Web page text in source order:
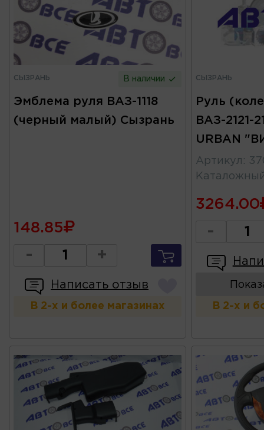
СЫЗРАНЬ В наличии
Эмблема руля ВАЗ-1118
(черный малый) Сызрань
148.85
- +
Написать отзыв
В 2-х и более магазинах
СЫЗРАНЬ
Руль
ВАЗ-2121-
URBAN
Артикул :
3264.00
-
В 2-х и